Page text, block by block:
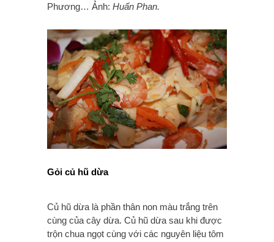
Phương… Ảnh: Huấn Phan.
Gỏi củ hũ dừa
Củ hũ dừa là phần thân non màu trắng trên
cùng của cây dừa. Củ hũ dừa sau khi được
trộn chua ngọt cùng với các nguyên liệu tôm